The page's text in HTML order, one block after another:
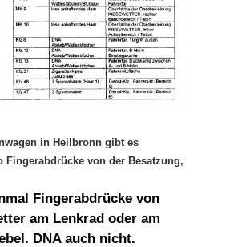
in Heilbronn gibt es
Fingerabdrücke von der Besatzung,
Fingerabdrücke von
am Lenkrad oder am
DNA auch nicht.